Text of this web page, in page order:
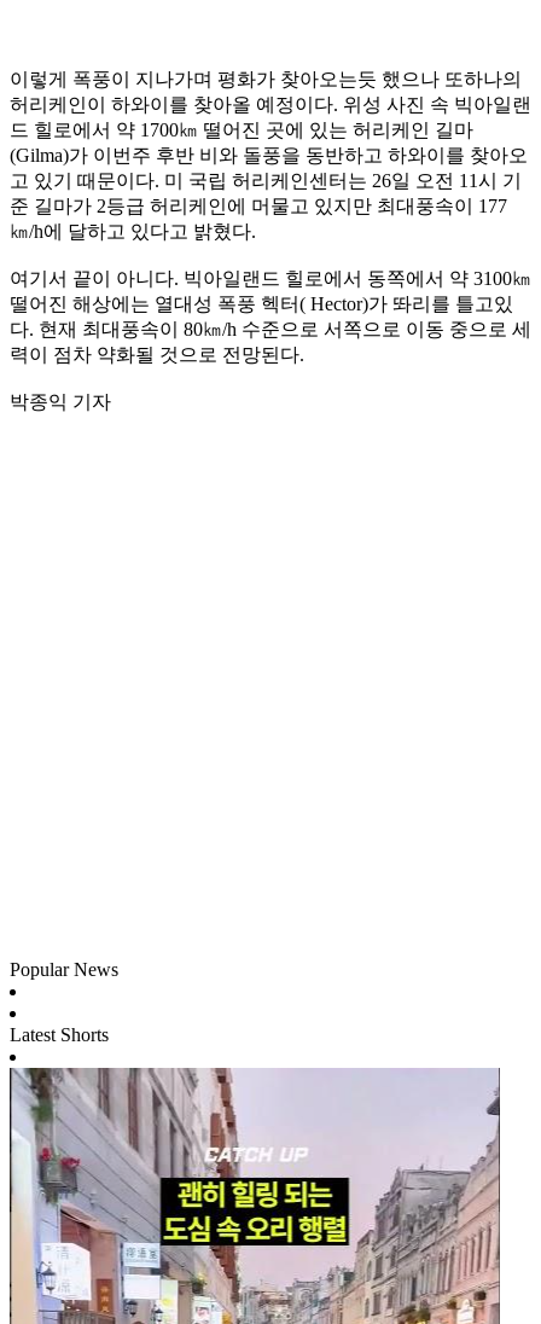
이렇게 폭풍이 지나가며 평화가 찾아오는듯 했으나 또하나의
허리케인이 하와이를 찾아올 예정이다. 위성 사진 속 빅아일랜
드 힐로에서 약 1700㎞ 떨어진 곳에 있는 허리케인 길마
(Gilma)가 이번주 후반 비와 돌풍을 동반하고 하와이를 찾아오
고 있기 때문이다. 미 국립 허리케인센터는 26일 오전 11시 기
준 길마가 2등급 허리케인에 머물고 있지만 최대풍속이 177
㎞/h에 달하고 있다고 밝혔다.
여기서 끝이 아니다. 빅아일랜드 힐로에서 동쪽에서 약 3100㎞
떨어진 해상에는 열대성 폭풍 헥터( Hector)가 똬리를 틀고있
다. 현재 최대풍속이 80㎞/h 수준으로 서쪽으로 이동 중으로 세
력이 점차 약화될 것으로 전망된다.
박종익 기자
Popular News
Latest Shorts